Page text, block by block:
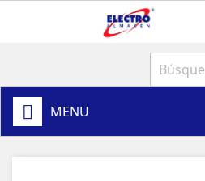
MENU